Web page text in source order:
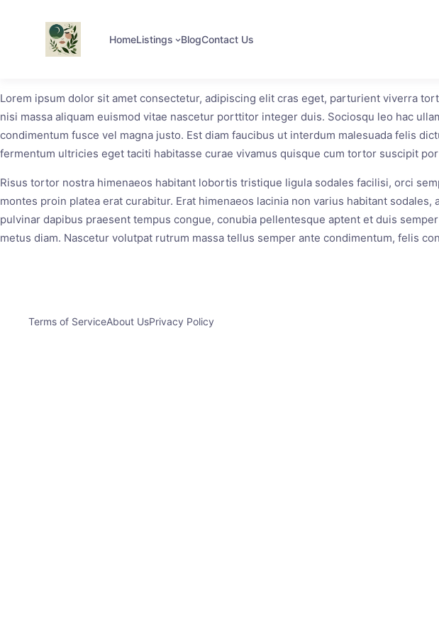
HomeListings BlogContact Us
Lorem ipsum dolor sit amet consectetur, adipiscing elit cras eget, parturient viverra
nisi massa aliquam euismod vitae nascetur porttitor integer duis. Sociosqu leo hac
condimentum fusce vel magna justo. Est diam faucibus ut interdum malesuada felis
fermentum ultricies eget taciti habitasse curae vivamus quisque cum tortor suscipit
Risus tortor nostra himenaeos habitant lobortis tristique ligula sodales facilisi, orci
montes proin platea erat curabitur. Erat himenaeos lacinia non varius habitant
pulvinar dapibus praesent tempus congue, conubia pellentesque aptent et duis
metus diam. Nascetur volutpat rutrum massa tellus semper ante condimentum, felis
Terms of ServiceAbout UsPrivacy Policy